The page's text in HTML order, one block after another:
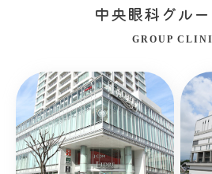
中央眼科グル
GROUP